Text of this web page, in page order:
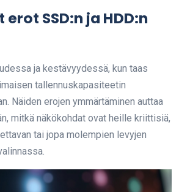
SSD:n ja HDD:n
ja kestävyydessä, kun taas
tallennuskapasiteetin
Näiden erojen ymmärtäminen auttaa
mitkä näkökohdat ovat heille kriittisiä,
tai jopa molempien levyjen